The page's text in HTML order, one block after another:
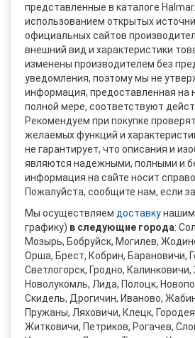
представленные в каталоге
использованием открытых
официальных сайтов
внешний вид и характеристики
изменены производителем без
уведомления, поэтому мы не
информация, предоставленная на
полной мере, соответствуют
Рекомендуем при покупке
желаемых функций и
не гарантирует, что описания и
являются надежными, полными и
информация на сайте носит
Пожалуйста, сообщите нам, если
Мы осуществляем доставкунашим
графику) в следующие города:
Мозырь, Бобруйск, Могилев,
Орша, Брест, Кобрин, Барановичи,
Светлогорск, Гродно,
Новолукомль, Лида, Полоцк,
Скидель, Дрогичин, Иваново,
Пружаны, Ляховичи, Клецк,
Житковичи, Петриков, Рогачев,